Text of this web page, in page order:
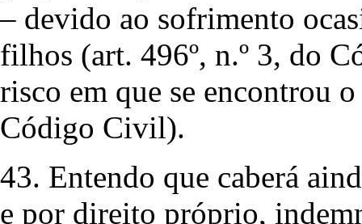
– devido ao sofrimento
filhos (art. 496º, n.º 3, do
risco em que se encontrou
Código Civil).
43. Entendo que caberá
e por direito próprio,